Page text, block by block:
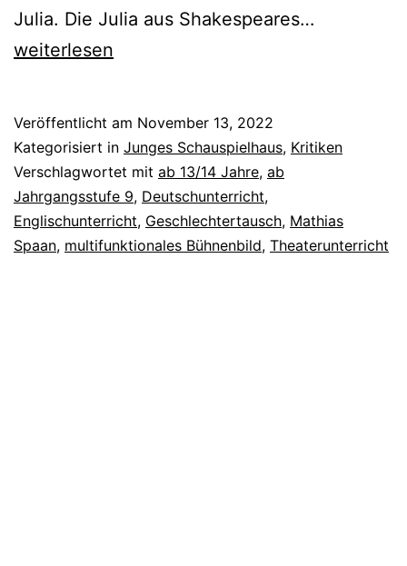
Julia. Die Julia aus Shakespeares…
weiterlesen
Veröffentlicht am November 13, 2022
Kategorisiert in Junges Schauspielhaus, Kritiken
Verschlagwortet mit ab 13/14 Jahre, ab
Jahrgangsstufe 9, Deutschunterricht,
Englischunterricht, Geschlechtertausch, Mathias
Spaan, multifunktionales Bühnenbild, Theaterunterricht